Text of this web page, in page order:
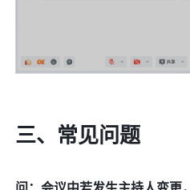
三、常见问题